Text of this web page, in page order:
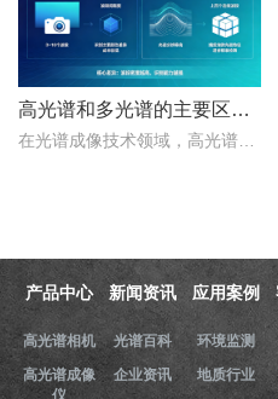
高光谱和多光谱的主要区别有哪些？
产品中心
高光谱相机
高光谱成像
仪
新闻资讯
光谱百科
企业资讯
应用案例
环境监测
地质行业